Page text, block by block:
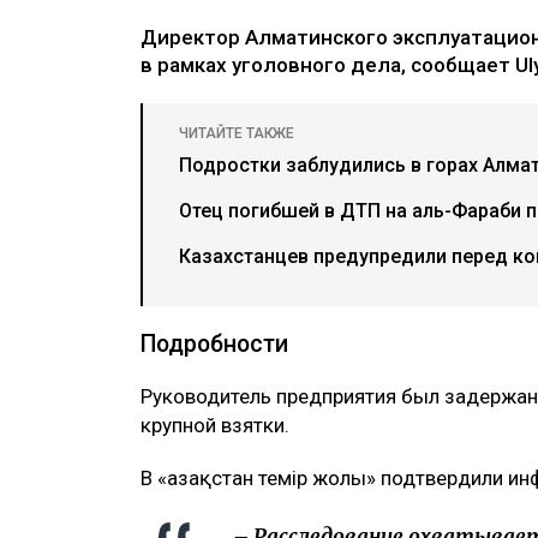
Директор Алматинского
в рамках уголовного дела, сообщает
ЧИТАЙТЕ ТАКЖЕ
Подростки заблудились в горах
Отец погибшей в ДТП на аль-Фараби
Казахстанцев предупредили перед
Подробности
Руководитель предприятия был
крупной взятки.
В «Қазақстан темір жолы» подтвердили